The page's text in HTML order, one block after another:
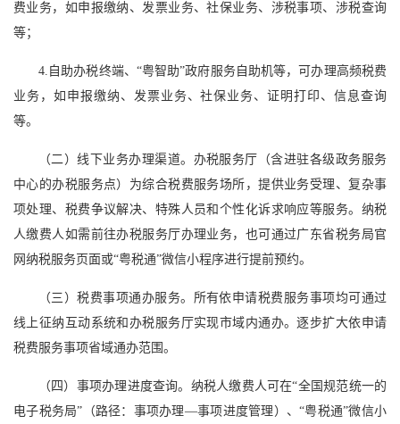
费业务，如申报缴纳、发票业务、社保业务、涉税事项、涉税查询
等；
4.自助办税终端、“粤智助”政府服务自助机等，可办理高频税费
业务，如申报缴纳、发票业务、社保业务、证明打印、信息查询
等。
（二）线下业务办理渠道。办税服务厅（含进驻各级政务服务
中心的办税服务点）为综合税费服务场所，提供业务受理、复杂事
项处理、税费争议解决、特殊人员和个性化诉求响应等服务。纳税
人缴费人如需前往办税服务厅办理业务，也可通过广东省税务局官
网纳税服务页面或“粤税通”微信小程序进行提前预约。
（三）税费事项通办服务。所有依申请税费服务事项均可通过
线上征纳互动系统和办税服务厅实现市域内通办。逐步扩大依申请
税费服务事项省域通办范围。
（四）事项办理进度查询。纳税人缴费人可在“全国规范统一的
电子税务局”（路径：事项办理—事项进度管理）、“粤税通”微信小